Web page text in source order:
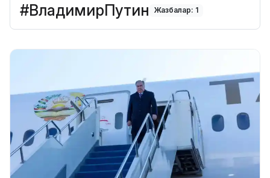
#ВладимирПутин Жазбалар: 1